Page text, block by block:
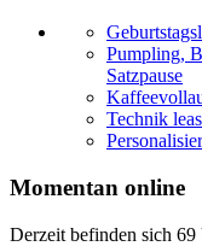
Pumpling,
Satzpause
Technik
Momentan online
Derzeit befinden sich 69